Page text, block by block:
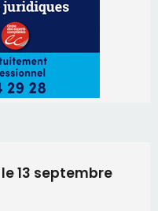
à Cruculi le
au stade de San